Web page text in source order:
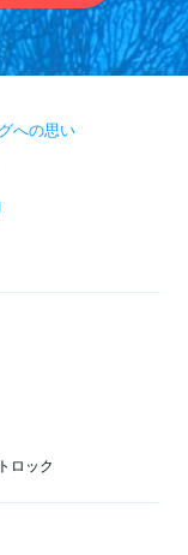
への思い
ロック